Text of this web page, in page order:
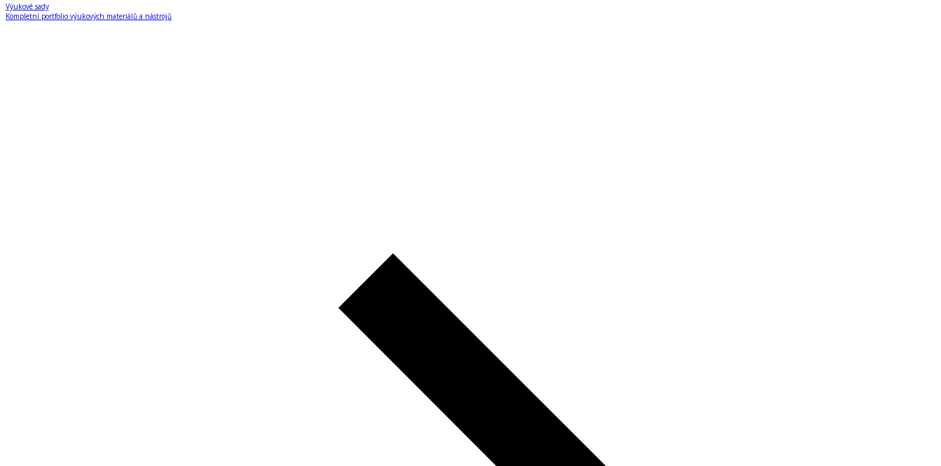
Výukové sady
Kompletní portfolio výukových materiálů a nástrojů